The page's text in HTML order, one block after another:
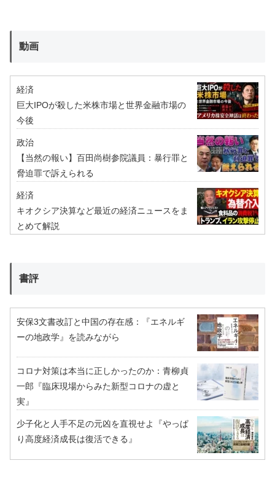
動画
経済
巨大IPOが殺した米株市場と世界金融市場の
今後
政治
【当然の報い】百田尚樹参院議員：暴行罪と
脅迫罪で訴えられる
経済
キオクシア決算など最近の経済ニュースをま
とめて解説
書評
安保3文書改訂と中国の存在感：『エネルギ
ーの地政学』を読みながら
コロナ対策は本当に正しかったのか：青柳貞
一郎『臨床現場からみた新型コロナの虚と
実』
少子化と人手不足の元凶を直視せよ『やっぱ
り高度経済成長は復活できる』